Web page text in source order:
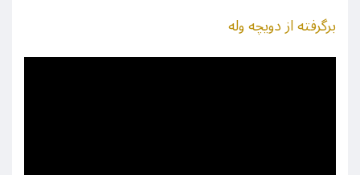
برگرفته از دویچه وله